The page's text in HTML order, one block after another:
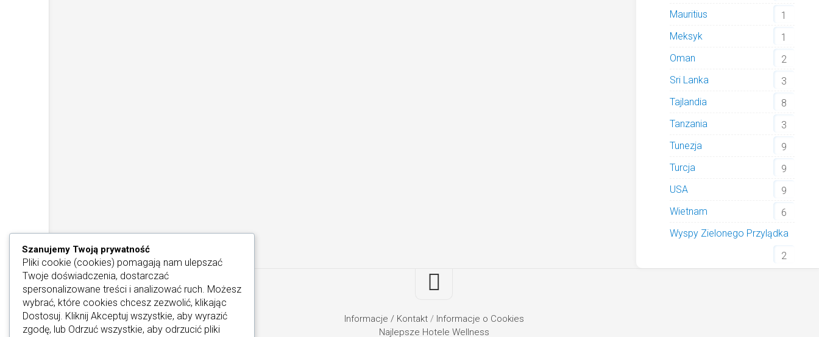
Mauritius
1
Meksyk
1
Oman
2
Sri Lanka
3
Tajlandia
8
Tanzania
3
Tunezja
9
Turcja
9
USA
9
Wietnam
6
Wyspy Zielonego Przylądka
2
Informacje / Kontakt/ Informacje o Cookies
Najlepsze Hotele Wellness
Szanujemy Twoją prywatność
Pliki cookie (cookies) pomagają nam ulepszać
Twoje doświadczenia, dostarczać
spersonalizowane treści i analizować ruch. Możesz
wybrać, które cookies chcesz zezwolić, klikając
Dostosuj. Kliknij Akceptuj wszystkie, aby wyrazić
zgodę, lub Odrzuć wszystkie, aby odrzucić pliki